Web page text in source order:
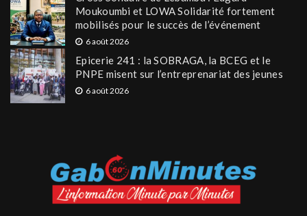
Moukoumbi et LOWA Solidarité fortement
mobilisés pour le succès de l’événement
6 août 2026
Epicerie 241 : la SOBRAGA, la BCEG et le
PNPE misent sur l’entreprenariat des jeunes
6 août 2026